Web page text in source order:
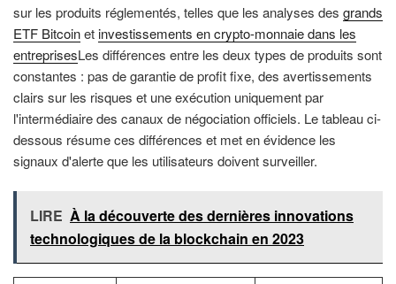
sur les produits réglementés, telles que les analyses des grands
ETF Bitcoinetinvestissements en crypto-monnaie dans les
entreprisesLes différences entre les deux types de produits sont
constantes : pas de garantie de profit fixe, des avertissements
clairs sur les risques et une exécution uniquement par
l'intermédiaire des canaux de négociation officiels. Le tableau ci-
dessous résume ces différences et met en évidence les
signaux d'alerte que les utilisateurs doivent surveiller.
LIRE À la découverte des dernières innovations
technologiques de la blockchain en 2023